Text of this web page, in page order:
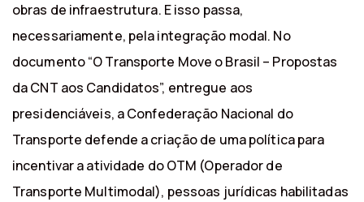
obras de infraestrutura. E isso passa,
necessariamente, pela integração modal. No
documento “O Transporte Move o Brasil – Propostas
da CNT aos Candidatos​”, entregue aos
presidenciáveis, a Confederação Nacional do
Transporte defende a criação de uma política para
incentivar a atividade do OTM (Operador de
Transporte Multimodal), pessoas jurídicas habilitadas